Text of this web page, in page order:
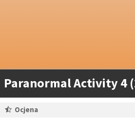
Paranormal Activity 4
Ocjena